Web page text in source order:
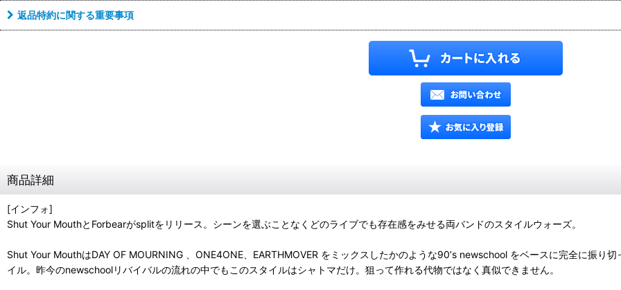
返品特約に関する重要事項
商品詳細
[インフォ]
Shut Your MouthとForbearがsplitをリリース。シーンを選ぶことなくどのライブでも存在感をみせる両バンドのスタイルウォーズ。
Shut Your MouthはDAY OF MOURNING 、ONE4ONE、EARTHMOVER をミックスしたかのような90’s newschool をベースに完全に振り
イル。昨今のnewschoolリバイバルの流れの中でもこのスタイルはシャトマだけ。狙って作れる代物ではなく真似できません。